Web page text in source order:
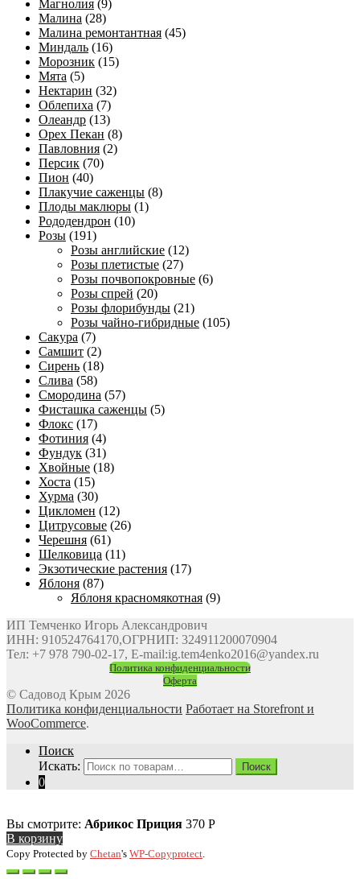
Магнолия (9)
Малина (28)
Малина ремонтантная (45)
Миндаль (16)
Морозник (15)
Мята (5)
Нектарин (32)
Облепиха (7)
Олеандр (13)
Орех Пекан (8)
Павловния (2)
Персик (70)
Пион (40)
Плакучие саженцы (8)
Плоды маклюры (1)
Рододендрон (10)
Розы (191)
Розы английские (12)
Розы плетистые (27)
Розы почвопокровные (6)
Розы спрей (20)
Розы флорибунды (21)
Розы чайно-гибридные (105)
Сакура (7)
Самшит (2)
Сирень (18)
Слива (58)
Смородина (57)
Фисташка саженцы (5)
Флокс (17)
Фотиния (4)
Фундук (31)
Хвойные (18)
Хоста (15)
Хурма (30)
Цикломен (12)
Цитрусовые (26)
Черешня (61)
Шелковица (11)
Экзотические растения (17)
Яблоня (87)
Яблоня красномякотная (9)
ИП Темченко Игорь Александрович
ИНН: 910524764170,ОГРНИП: 324911200070904
Тел: +7 978 790-02-17, E-mail:ig.tem4enko2016@yandex.ru
Политика конфиденциальности
Оферта
© Садовод Крым 2026
Политика конфиденциальности Работает на Storefront и
WooCommerce.
Поиск
Искать:
Поиск
0
Вы смотрите: Абрикос Приция 370 Р
В корзину
Copy Protected by Chetan's WP-Copyprotect